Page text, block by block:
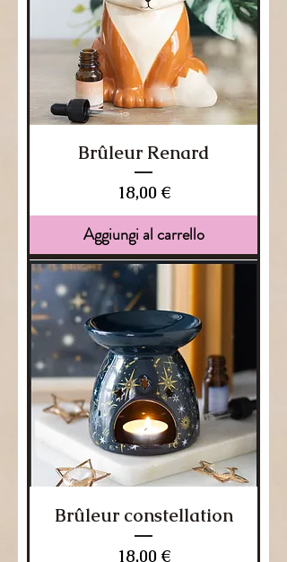
Brûleur Renard
Prezzo
18,00 €
Aggiungi al carrello
Brûleur constellation
Prezzo
18,00 €